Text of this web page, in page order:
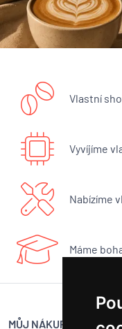
Vlastní
Vyvíjíme
Nabízíme
Máme
MŮJ NÁKUP